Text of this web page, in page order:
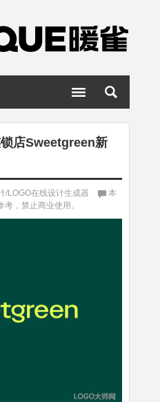
店Sweetgreen新
/LOGO在线设计生成器
本
，禁止商业使用。